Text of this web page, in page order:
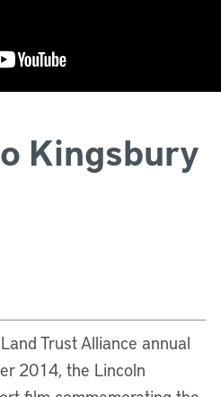
Kingsbury
Trust Alliance annual
2014, the Lincoln